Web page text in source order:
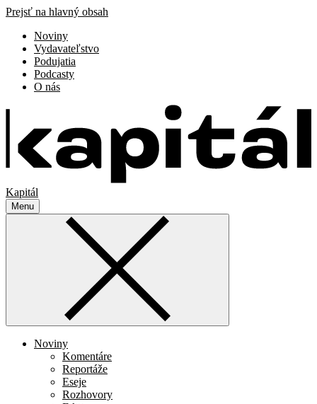
Prejsť na hlavný obsah
Noviny
Vydavateľstvo
Podujatia
Podcasty
O nás
Kapitál
Menu
Noviny
Komentáre
Reportáže
Eseje
Rozhovory